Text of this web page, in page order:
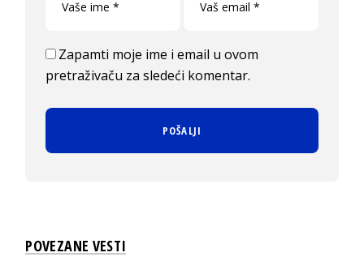
Zapamti moje ime i email u ovom
pretraživaču za sledeći komentar.
POVEZANE VESTI